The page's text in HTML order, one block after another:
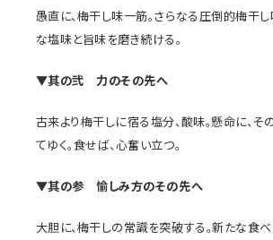
愚直に、梅干し味一筋。さらなる圧倒的梅干
な塩味と旨味を磨き続ける。
▼其の弐 力のその先へ
古来より梅干しに宿る塩分、酸味。懸命に、そ
てゆく。食せば、心奮い立つ。
▼其の参 愉しみ方のその先へ
大胆に、梅干しの常識を突破する。新たな食